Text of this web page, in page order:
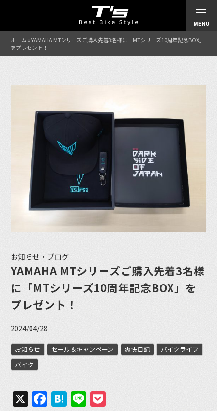
ホーム »YAMAHA MTシリーズご購入先着3名様に「MTシリーズ10周年記念BOX」
をプレゼント！
お知らせ・ブログ
YAMAHA MTシリーズご購入先着3名様
に「MTシリーズ10周年記念BOX」を
プレゼント！
2024/04/28
お知らせ セール＆キャンペーン 爽快日記
バイクライフ
バイク
X Facebook
Hatena
Line